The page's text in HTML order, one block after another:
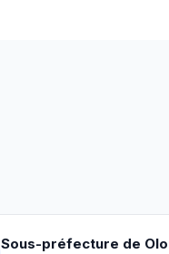
Sous-préfecture de